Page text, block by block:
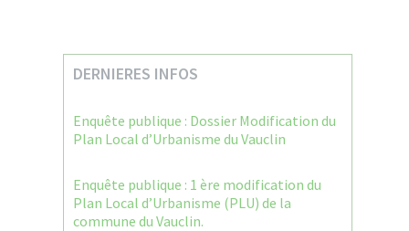
DERNIERES INFOS
Enquête publique : Dossier Modification du
Plan Local d’Urbanisme du Vauclin
Enquête publique : 1 ère modification du
Plan Local d’Urbanisme (PLU) de la
commune du Vauclin.